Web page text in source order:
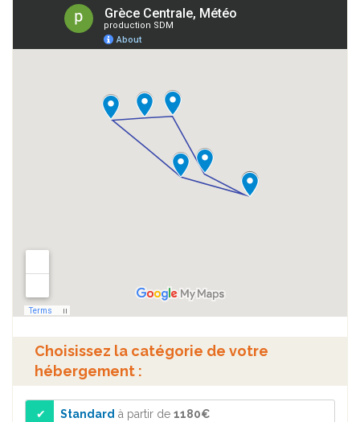
Choisissez la catégorie de votre
hébergement :
Standard à partir de1180€